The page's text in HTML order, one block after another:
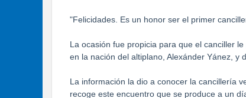
"Felicidades. Es un honor ser el primer
La ocasión fue propicia para que el canciller
en la nación del altiplano, Alexánder Yánez, y
La información la dio a conocer la cancillería
recoge este encuentro que se produce a un